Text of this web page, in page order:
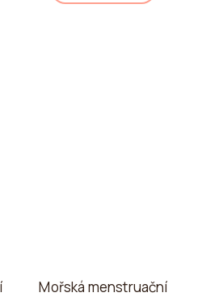
Mořská menstruační